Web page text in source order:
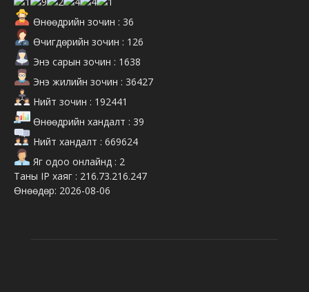
Өнөөдрийн зочин : 36
Өчигдөрийн зочин : 126
Энэ сарын зочин : 1638
Энэ жилийн зочин : 36427
Нийт зочин : 192441
Өнөөдрийн хандалт : 39
Нийт хандалт : 669624
Яг одоо онлайнд : 2
Таны IP хаяг : 216.73.216.247
Өнөөдөр: 2026-08-06